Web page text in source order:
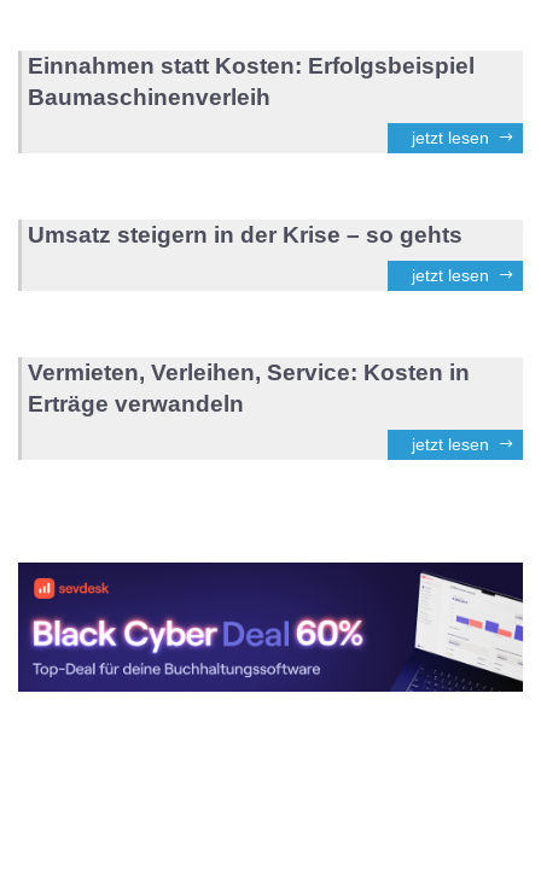
Einnahmen statt Kosten: Erfolgsbeispiel
Baumaschinenverleih
jetzt lesen
Umsatz steigern in der Krise – so gehts
jetzt lesen
Vermieten, Verleihen, Service: Kosten in
Erträge verwandeln
jetzt lesen